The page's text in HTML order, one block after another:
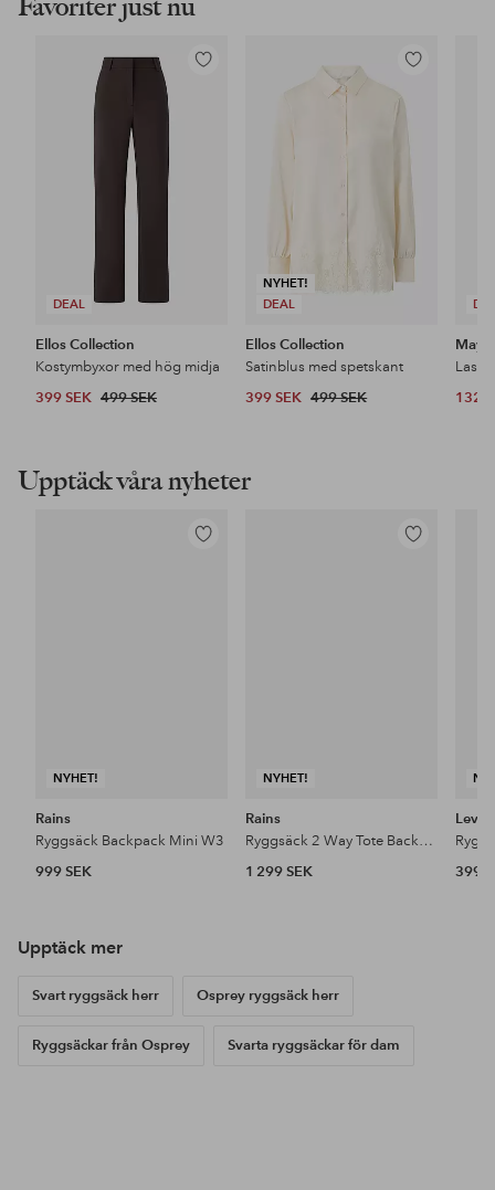
DEAL
Lägg
Ellos Collection
Kostymbyxor med hög midja
399 SEK 499 SEK
NYHET!
DEAL
Lägg
i
Ellos Collection
Satinblus med spetskant
399 SEK 499 SEK 132
Upptäck våra nyheter
NYHET!
Lägg
Rains
Ryggsäck Backpack Mini W3
999 SEK
NYHET!
Lägg
Rains
Ryggsäck 2 Way Tote Backpack W3
1 299 SEK
Levi's
399
Upptäck mer
Svart ryggsäck herr Osprey ryggsäck herr
Ryggsäckar från Osprey Svarta ryggsäckar för dam